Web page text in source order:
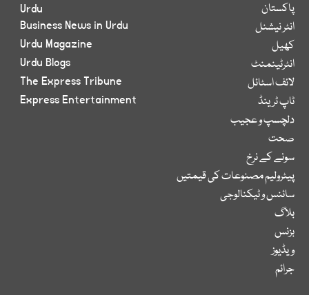
پاکستان
انٹر نیشنل
کھیل
انٹرٹینمنٹ
لائف اسٹائل
ٹاپ ٹرینڈ
دلچسپ و عجیب
صحت
سونے کے نرخ
پیٹرولیم مصنوعات کی قیمتیں
سائنس و ٹیکنالوجی
بلاگ
بزنس
ویڈیوز
جرائم
Urdu
Business News in Urdu
Urdu Magazine
Urdu Blogs
The Express Tribune
Express Entertainment